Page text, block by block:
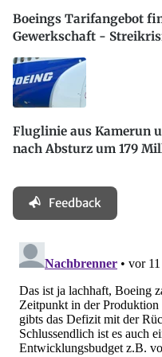
Boeings Tarifangebot
Gewerkschaft -
Fluglinie aus Kamerun
nach Absturz um 179
Feedback